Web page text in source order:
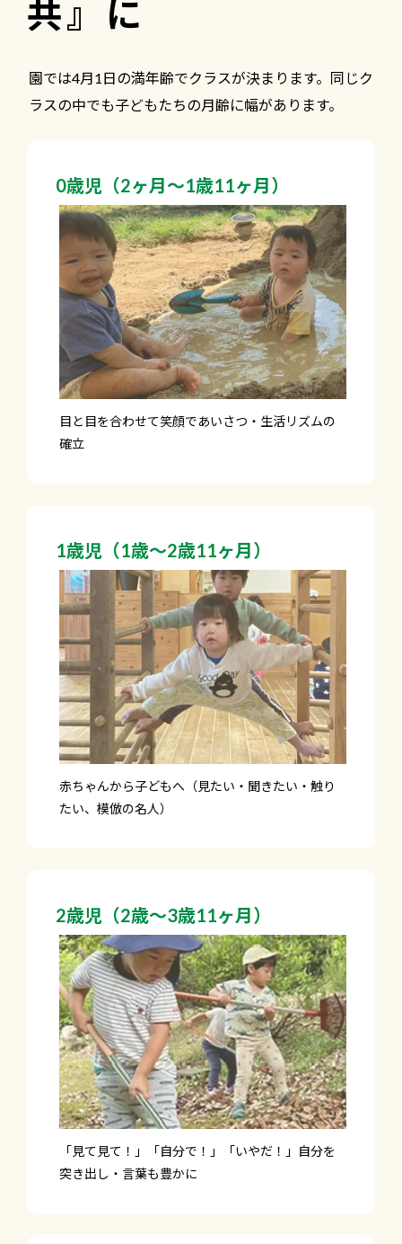
共』に
園では4月1日の満年齢でクラスが決まります。同じク
ラスの中でも子どもたちの月齢に幅があります。
0歳児（2ヶ月～1歳11ヶ月）
目と目を合わせて笑顔であいさつ・生活リズムの
確立
1歳児（1歳～2歳11ヶ月）
赤ちゃんから子どもへ（見たい・聞きたい・触り
たい、模倣の名人）
2歳児（2歳～3歳11ヶ月）
「見て見て！」「自分で！」「いやだ！」自分を
突き出し・言葉も豊かに